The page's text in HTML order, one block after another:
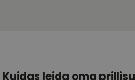
Kuidas leida oma